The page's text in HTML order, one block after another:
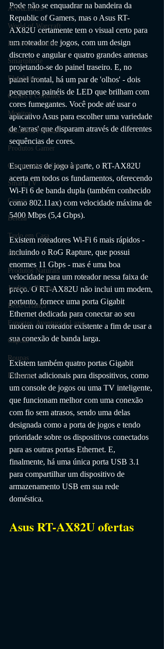
ANÁLISES
World of Warcraft
Review e Análise
Smartphone
Eletrônicos
Games e Consoles
Monitor
Cuidados Pessoais
Produtos Gamer
Computador e Informática
Smart TV
Cursos
Beleza
Tudo em Casa
casa
Produtos Naturais
Jardim e Piscina
Bebê/Criança
Esportes, Aventura e Lazer
Cupom
Roupas
Presentes
Pode não se enquadrar na bandeira da
Republic of Gamers, mas o Asus RT-
AX82U certamente tem o visual certo para
um roteador de jogos, com um design
discreto e angular e quatro grandes antenas
projetando-se do painel traseiro. E, no
painel frontal, há um par de 'olhos' - dois
pequenos painéis de LED que brilham com
cores fumegantes. Você pode até usar o
aplicativo Asus para escolher uma variedade
de 'auras' que disparam através de diferentes
sequências de cores.
Esquemas de jogo à parte, o RT-AX82U
acerta em todos os fundamentos, oferecendo
Wi-Fi 6 de banda dupla (também conhecido
como 802.11ax) com velocidade máxima de
5400 Mbps (5,4 Gbps).
Existem roteadores Wi-Fi 6 mais rápidos -
incluindo o RoG Rapture, que possui
enormes 11 Gbps - mas é uma boa
velocidade para um roteador nessa faixa de
preço. O RT-AX82U não inclui um modem,
portanto, fornece uma porta Gigabit
Ethernet dedicada para conectar ao seu
modem ou roteador existente a fim de usar a
sua conexão de banda larga.
Existem também quatro portas Gigabit
Ethernet adicionais para dispositivos, como
um console de jogos ou uma TV inteligente,
que funcionam melhor com uma conexão
com fio sem atrasos, sendo uma delas
designada como a porta de jogos e tendo
prioridade sobre os dispositivos conectados
para as outras portas Ethernet. E,
finalmente, há uma única porta USB 3.1
para compartilhar um dispositivo de
armazenamento USB em sua rede
doméstica.
Asus RT-AX82U ofertas